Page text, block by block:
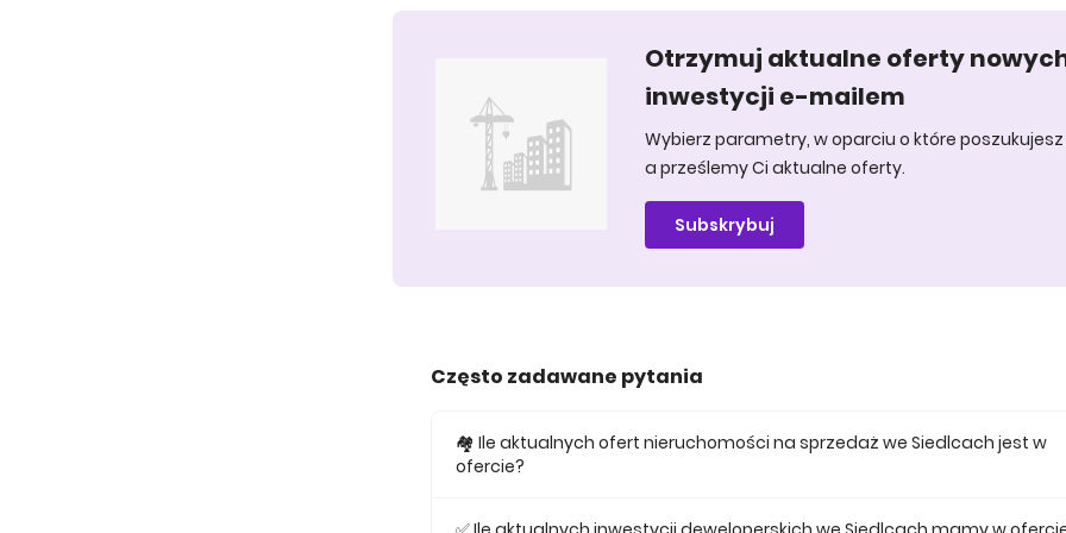
Otrzymuj aktualne oferty
inwestycji e-mailem
Wybierz parametry, w oparciu o które
a prześlemy Ci aktualne oferty.
Subskrybuj
Często zadawane pytania
🏘️ Ile aktualnych ofert nieruchomości na sprzedaż we Siedlcach jest w
ofercie?